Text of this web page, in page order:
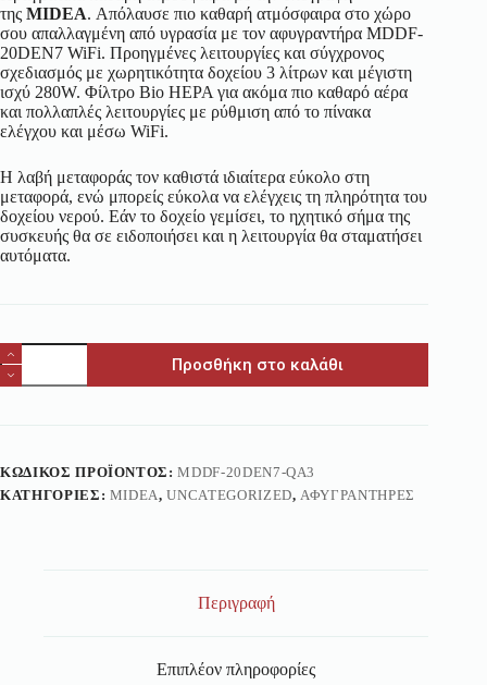
της MIDEA. Απόλαυσε πιο καθαρή ατμόσφαιρα στο χώρο
σου απαλλαγμένη από υγρασία με τον αφυγραντήρα MDDF-
20DEN7 WiFi. Προηγμένες λειτουργίες και σύγχρονος
σχεδιασμός με χωρητικότητα δοχείου 3 λίτρων και μέγιστη
ισχύ 280W. Φίλτρο Bio HEPA για ακόμα πιο καθαρό αέρα
και πολλαπλές λειτουργίες με ρύθμιση από το πίνακα
ελέγχου και μέσω WiFi.
Η λαβή μεταφοράς τον καθιστά ιδιαίτερα εύκολο στη
μεταφορά, ενώ μπορείς εύκολα να ελέγχεις τη πληρότητα του
δοχείου νερού. Εάν το δοχείο γεμίσει, το ηχητικό σήμα της
συσκευής θα σε ειδοποιήσει και η λειτουργία θα σταματήσει
αυτόματα.
Προσθήκη στο καλάθι
ΚΩΔΙΚΌΣ ΠΡΟΪΌΝΤΟΣ:MDDF-20DEN7-QA3
ΚΑΤΗΓΟΡΊΕΣ: MIDEA,UNCATEGORIZED,ΑΦΥΓΡΑΝΤΉΡΕΣ
Περιγραφή
Επιπλέον πληροφορίες